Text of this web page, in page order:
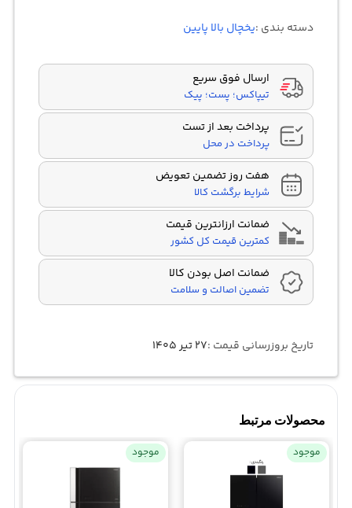
دسته بندی :یخچال بالا پایین
ارسال فوق سریع
تیپاکس؛ پست؛ پیک
پرداخت بعد از تست
پرداخت در محل
هفت روز تضمین تعویض
شرایط برگشت کالا
ضمانت ارزانترین قیمت
کمترین قیمت کل کشور
ضمانت اصل بودن کالا
تضمین اصالت و سلامت
تاریخ بروزرسانی قیمت :۲۷ تیر ۱۴۰۵
محصولات مرتبط
موجود موجود